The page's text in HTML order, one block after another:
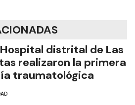
Hospital distrital de Las
realizaron la primera
traumatológica